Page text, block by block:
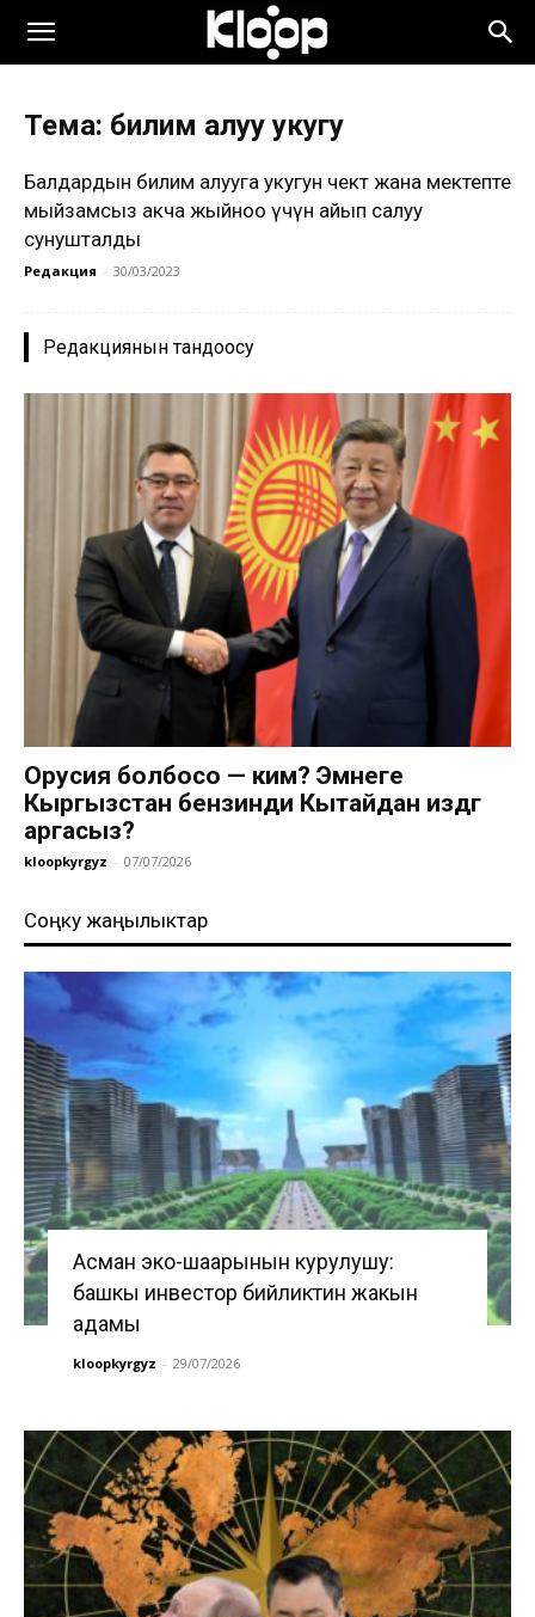
Тема: билим алуу укугу
Балдардын билим алууга укугун чектөө жана мектепте
мыйзамсыз акча жыйноо үчүн айып салуу
сунушталды
Редакция - 30/03/2023
Редакциянын тандоосу
Орусия болбосо — ким? Эмнеге
Кыргызстан бензинди Кытайдан издөөгө
аргасыз?
kloopkyrgyz - 07/07/2026
Соңку жаңылыктар
Асман эко-шаарынын курулушу:
башкы инвестор бийликтин жакын
адамы
kloopkyrgyz - 29/07/2026